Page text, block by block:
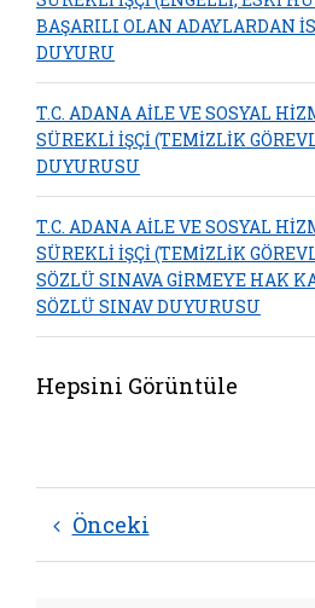
BAŞARILI OLAN ADAYLARDAN
DUYURU
T.C. ADANA AİLE VE SOSYAL
SÜREKLİ İŞÇİ (TEMİZLİK
DUYURUSU
T.C. ADANA AİLE VE SOSYAL
SÜREKLİ İŞÇİ (TEMİZLİK
SÖZLÜ SINAVA GİRMEYE HAK
SÖZLÜ SINAV DUYURUSU
Hepsini Görüntüle
Önceki